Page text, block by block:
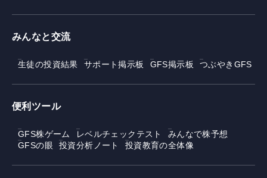
みんなと交流
生徒の投資結果 サポート掲示板 GFS掲示板 つぶやきGFS
便利ツール
GFS株ゲーム レベルチェックテスト
みんなで株予想
GFSの眼
投資分析ノート 投資教育の全体像